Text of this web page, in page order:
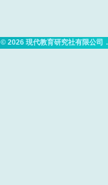
© 2026現代教育研究社有限公司